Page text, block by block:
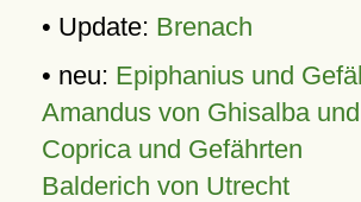
• Update: Brenach
• neu: Epiphanius und
Amandus von Ghisalba
Coprica und Gefährten
Balderich von Utrecht